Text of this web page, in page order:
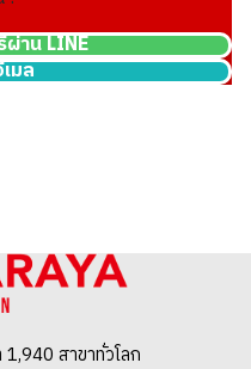
ผ่าน LINE
มล
สาขาทั่วโลก